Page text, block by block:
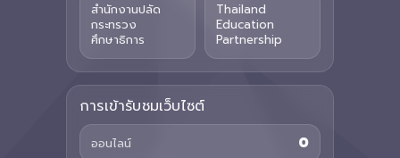
สำนักงานปลัด
กระทรวง
ศึกษาธิการ
Thailand
Education
Partnership
การเข้ารับชมเว็บไซต์
ออนไลน์ 0